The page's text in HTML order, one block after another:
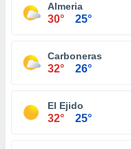
Almeria
30° 25°
Carboneras
32° 26°
El Ejido
32° 25°